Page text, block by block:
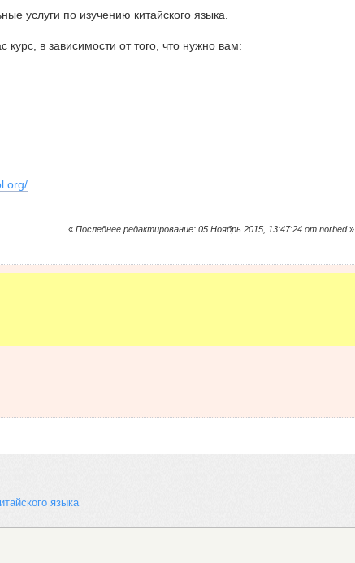
услуги по изучению китайского языка.
в зависимости от того, что нужно вам:
« Последнее редактирование: 05 Ноябрь 2015, 13:47:24 от norbed»
языка